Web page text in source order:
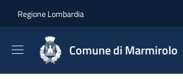
Regione Lombardia
Comune di Marmirolo